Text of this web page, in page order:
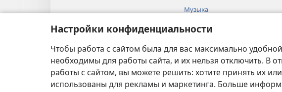
Настройки конфиденциальности
Чтобы работа с сайтом была для вас максимально
необходимы для работы сайта, и их нельзя отключить. В
работы с сайтом, вы можете решить: хотите принять их
использованы для рекламы и маркетинга. Больше
Музыка
Библии